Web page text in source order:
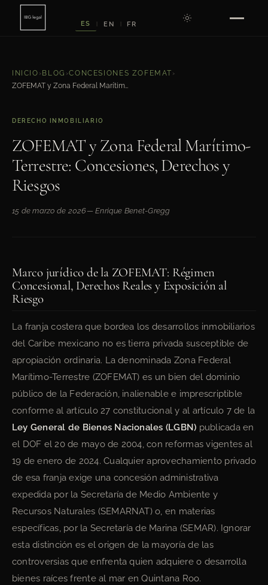
ES EN FR
INICIO › BLOG ›CONCESIONES ZOFEMAT ›
ZOFEMAT y Zona Federal Marítimo-Terrestre: Concesiones, Derechos y Riesgos
DERECHO INMOBILIARIO
ZOFEMAT y Zona Federal Marítimo-
Terrestre: Concesiones, Derechos y
Riesgos
15 de marzo de 2026— Enrique Benet-Gregg
Marco jurídico de la ZOFEMAT: Régimen
Concesional, Derechos Reales y Exposición al
Riesgo
La franja costera que bordea los desarrollos inmobiliarios
del Caribe mexicano no es tierra privada susceptible de
apropiación ordinaria. La denominada Zona Federal
Marítimo-Terrestre (ZOFEMAT) es un bien del dominio
público de la Federación, inalienable e imprescriptible
conforme al artículo 27 constitucional y al artículo 7 de la
Ley General de Bienes Nacionales (LGBN) publicada en
el DOF el 20 de mayo de 2004, con reformas vigentes al
19 de enero de 2024. Cualquier aprovechamiento privado
de esa franja exige una concesión administrativa
expedida por la Secretaría de Medio Ambiente y
Recursos Naturales (SEMARNAT) o, en materias
específicas, por la Secretaría de Marina (SEMAR). Ignorar
esta distinción es el origen de la mayoría de las
controversias que enfrenta quien adquiere o desarrolla
bienes raíces frente al mar en Quintana Roo.